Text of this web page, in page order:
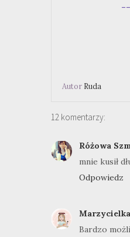
Autor Ruda
12 komentarzy:
Różowa
mnie kusił
Odpowiedz
Marzycielka
Bardzo